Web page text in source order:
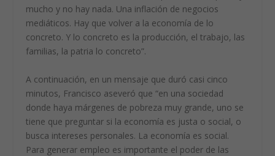
mucho y no hay nada. Una inflación de negocios
mediáticos. Hay que volver a la economía de lo
concreto. Y lo concreto es la producción, el trabajo, las
familias, la patria lo concreto”.
A continuación, en un mensaje que duró casi cinco
minutos, Francisco aseveró que “en una sociedad
donde haya márgenes de pobreza muy grande, uno se
tiene que preguntar si la economía es justa o social, o
busca intereses personales. La economía es social.
Para generar empleo es importante el poder de las